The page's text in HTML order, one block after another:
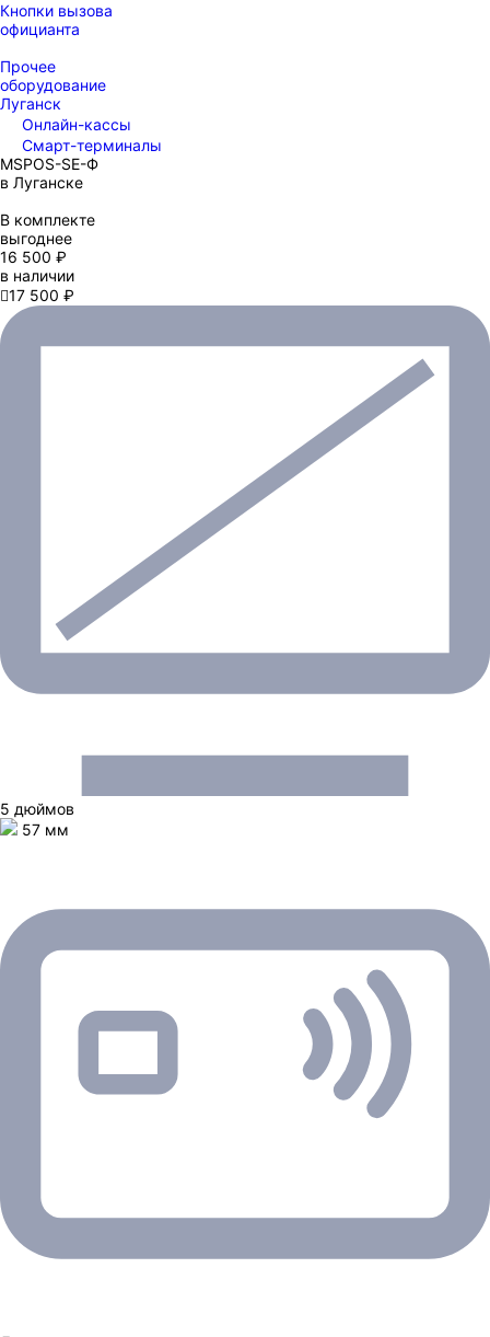
Кнопки вызова
официанта
Прочее
оборудование
Луганск
Онлайн-кассы
Смарт-терминалы
MSPOS-SE-Ф
в Луганске
В комплекте
выгоднее
16 500 ₽
в наличии
17 500 ₽
5 дюймов
57 мм